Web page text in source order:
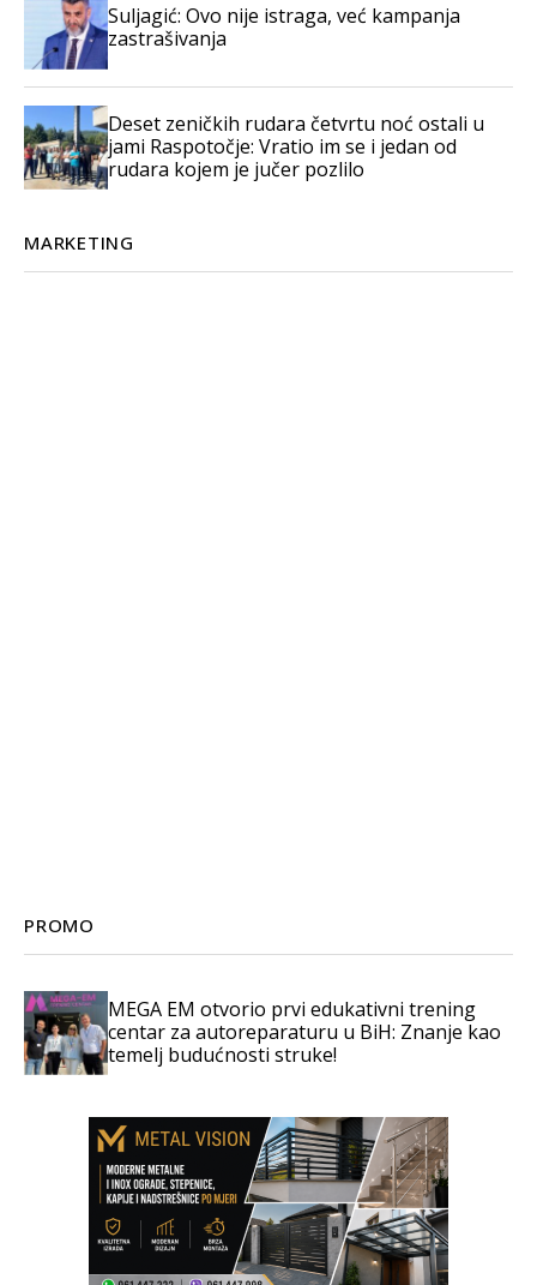
Suljagić: Ovo nije istraga, već kampanja
zastrašivanja
Deset zeničkih rudara četvrtu noć ostali u
jami Raspotočje: Vratio im se i jedan od
rudara kojem je jučer pozlilo
MARKETING
PROMO
MEGA EM otvorio prvi edukativni trening
centar za autoreparaturu u BiH: Znanje kao
temelj budućnosti struke!